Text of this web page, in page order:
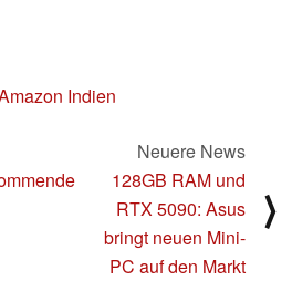
Indien
Neuere News
128GB RAM und
RTX 5090: Asus
bringt neuen Mini-
PC auf den Markt
⟩